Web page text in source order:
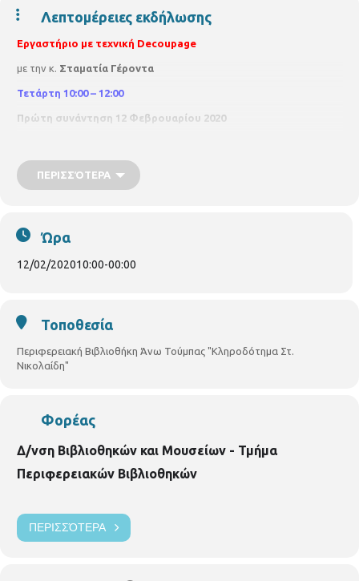
Λεπτομέρειες εκδήλωσης
Εργαστήριο με τεχνική Decoupage
με την κ. Σταματία Γέροντα
Τετάρτη 10:00 – 12:00
Πρώτη συνάντηση 12 Φεβρουαρίου 2020
θα συμμετέχουν μέχρι 20 άτομα
θα τηρηθεί σειρά προτεραιότητας
Λαμπράκη 187
ΠΕΡΙΣΣΌΤΕΡΑ
Ώρα
12/02/202010:00-00:00
Τοποθεσία
Περιφερειακή Βιβλιοθήκη Άνω Τούμπας "Κληροδότημα Στ.
Νικολαίδη"
Φορέας
Δ/νση Βιβλιοθηκών και Μουσείων - Τμήμα
Περιφερειακών Βιβλιοθηκών
ΠΕΡΙΣΣΌΤΕΡΑ